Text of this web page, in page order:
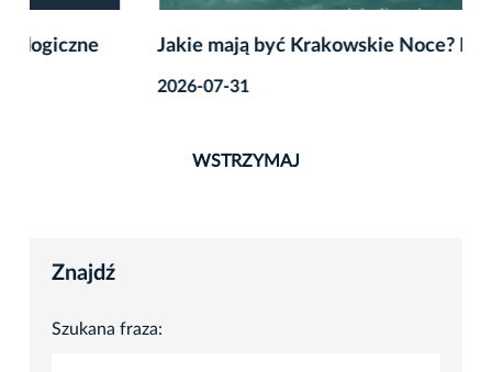
Jakie mają być Krakowskie Noce? Powiedz nam!
WSTRZYMAJ
Znajdź
Szukana fraza: